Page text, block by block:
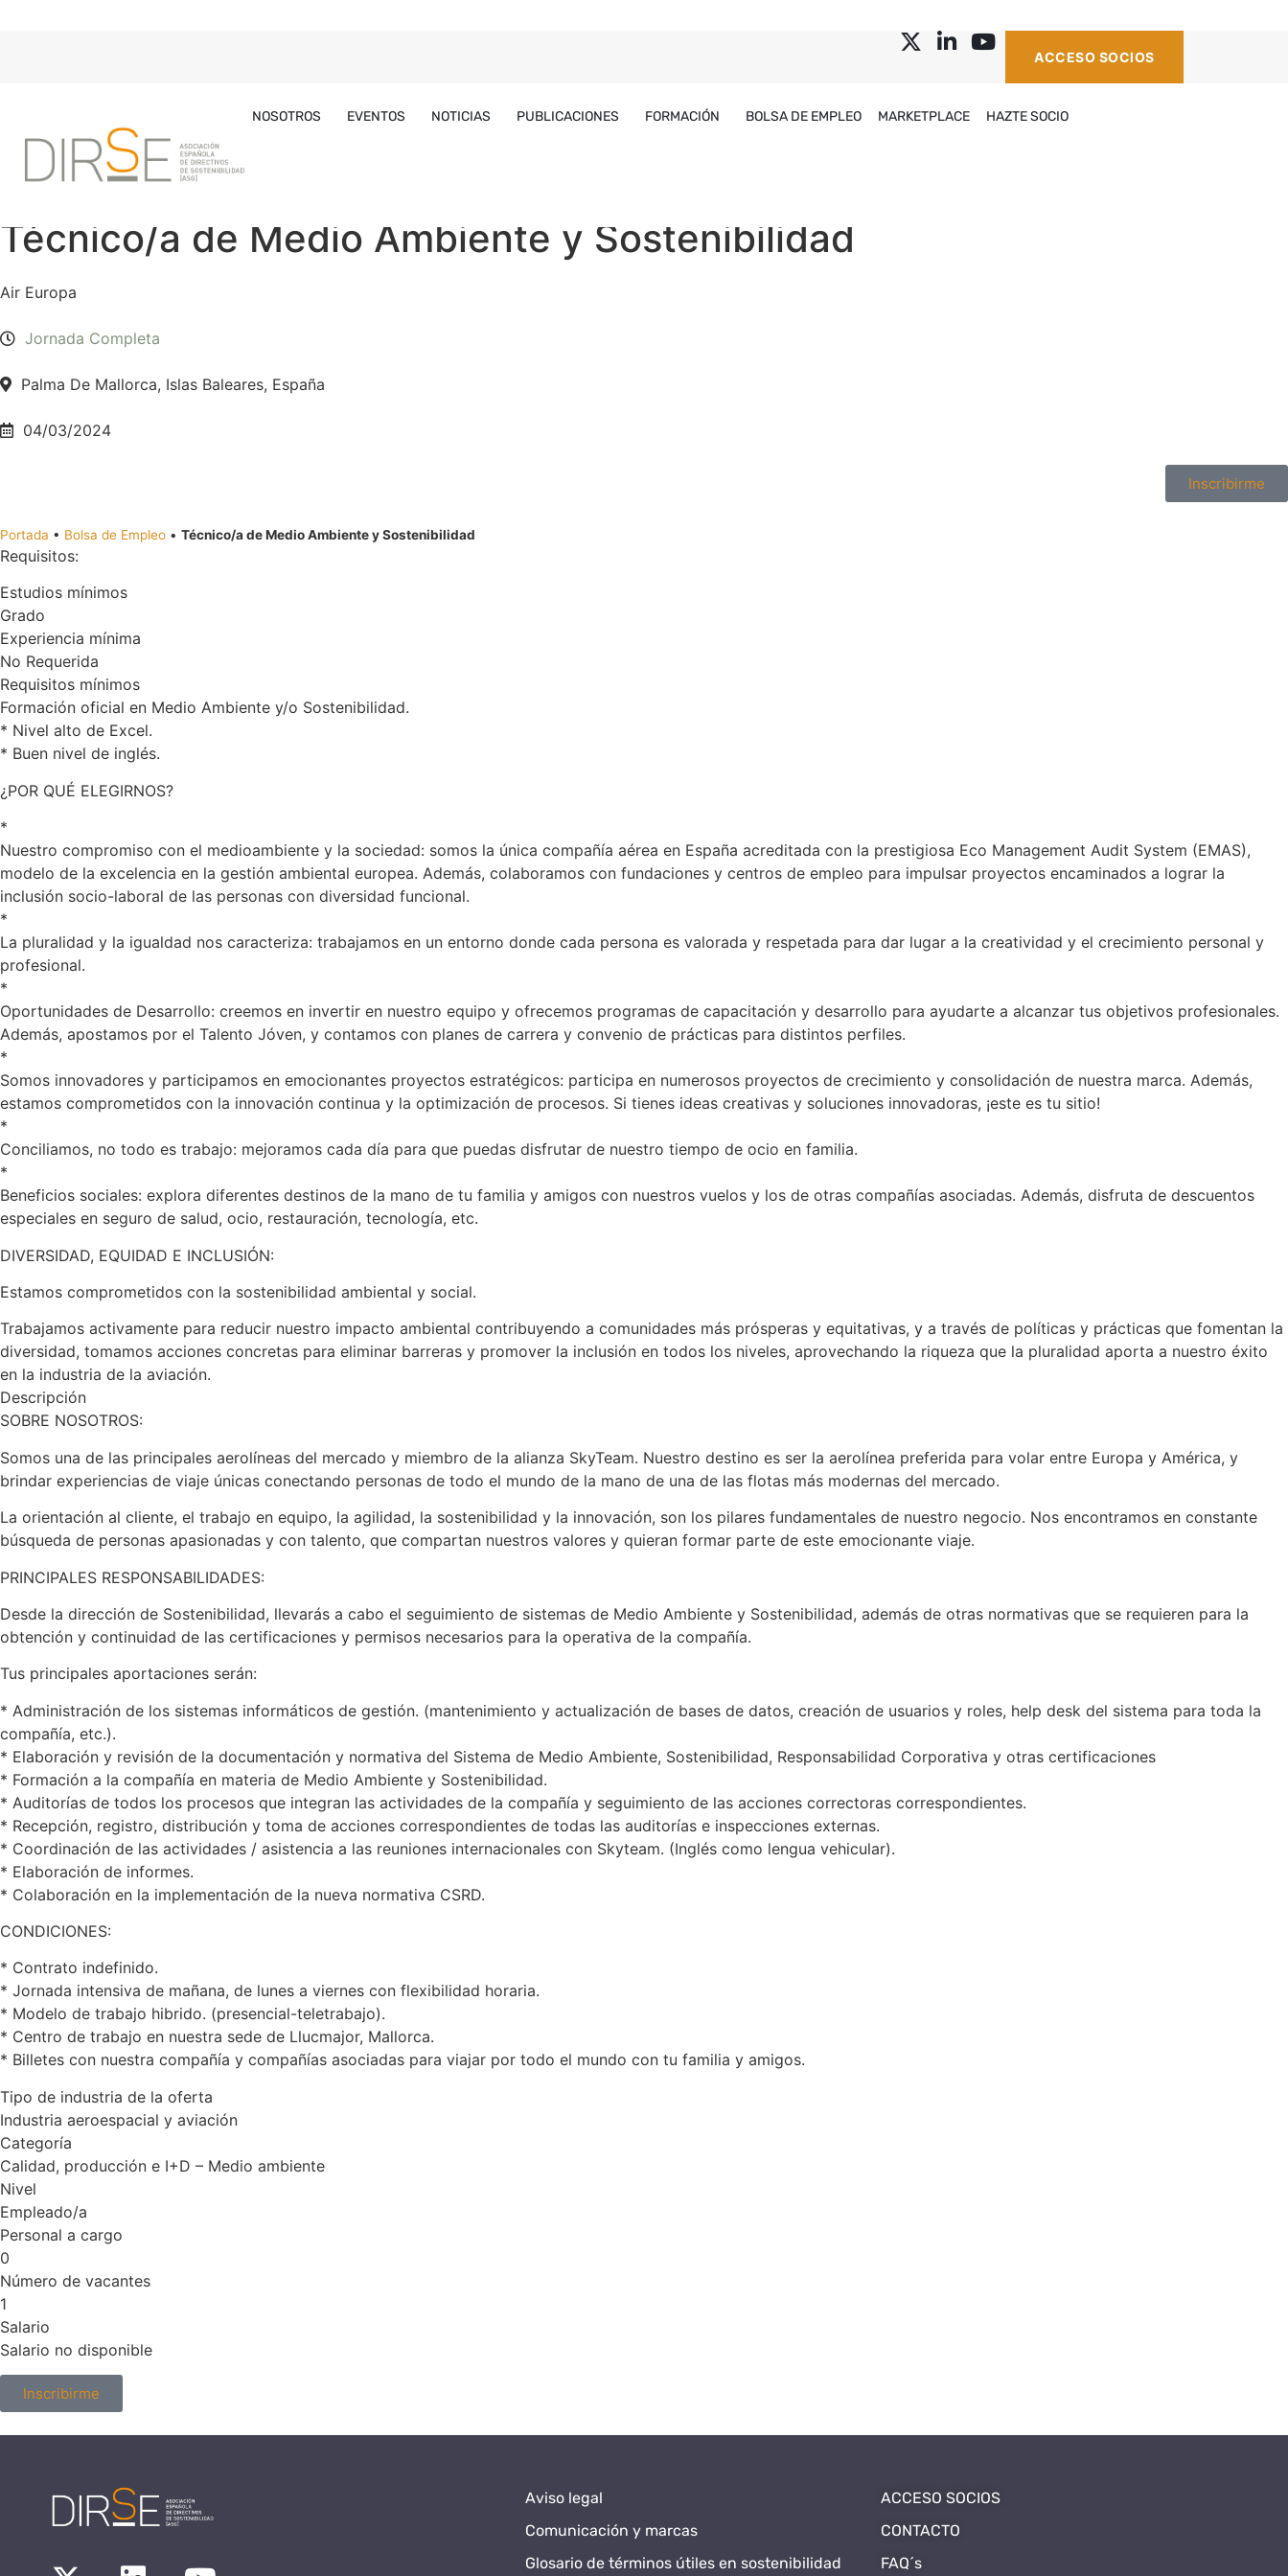
ACCESO SOCIOS
NOSOTROS EVENTOS NOTICIAS PUBLICACIONES FORMACIÓN BOLSA DE EMPLEO MARKETPLACE HAZTE SOCIO
Técnico/a de Medio Ambiente y Sostenibilidad
Air Europa
Jornada Completa
Palma De Mallorca, Islas Baleares, España
04/03/2024
Inscribirme
Portada • Bolsa de Empleo • Técnico/a de Medio Ambiente y Sostenibilidad
Requisitos:
Estudios mínimos
Grado
Experiencia mínima
No Requerida
Requisitos mínimos
Formación oficial en Medio Ambiente y/o Sostenibilidad.
* Nivel alto de Excel.
* Buen nivel de inglés.
¿POR QUÉ ELEGIRNOS?
*
Nuestro compromiso con el medioambiente y la sociedad: somos la única compañía aérea en España acreditada con la prestigiosa Eco Management Audit System (EMAS),
modelo de la excelencia en la gestión ambiental europea. Además, colaboramos con fundaciones y centros de empleo para impulsar proyectos encaminados a lograr la
inclusión socio-laboral de las personas con diversidad funcional.
*
La pluralidad y la igualdad nos caracteriza: trabajamos en un entorno donde cada persona es valorada y respetada para dar lugar a la creatividad y el crecimiento personal y
profesional.
*
Oportunidades de Desarrollo: creemos en invertir en nuestro equipo y ofrecemos programas de capacitación y desarrollo para ayudarte a alcanzar tus objetivos profesionales.
Además, apostamos por el Talento Jóven, y contamos con planes de carrera y convenio de prácticas para distintos perfiles.
*
Somos innovadores y participamos en emocionantes proyectos estratégicos: participa en numerosos proyectos de crecimiento y consolidación de nuestra marca. Además,
estamos comprometidos con la innovación continua y la optimización de procesos. Si tienes ideas creativas y soluciones innovadoras, ¡este es tu sitio!
*
Conciliamos, no todo es trabajo: mejoramos cada día para que puedas disfrutar de nuestro tiempo de ocio en familia.
*
Beneficios sociales: explora diferentes destinos de la mano de tu familia y amigos con nuestros vuelos y los de otras compañías asociadas. Además, disfruta de descuentos
especiales en seguro de salud, ocio, restauración, tecnología, etc.
DIVERSIDAD, EQUIDAD E INCLUSIÓN:
Estamos comprometidos con la sostenibilidad ambiental y social.
Trabajamos activamente para reducir nuestro impacto ambiental contribuyendo a comunidades más prósperas y equitativas, y a través de políticas y prácticas que fomentan la
diversidad, tomamos acciones concretas para eliminar barreras y promover la inclusión en todos los niveles, aprovechando la riqueza que la pluralidad aporta a nuestro éxito
en la industria de la aviación.
Descripción
SOBRE NOSOTROS:
Somos una de las principales aerolíneas del mercado y miembro de la alianza SkyTeam. Nuestro destino es ser la aerolínea preferida para volar entre Europa y América, y
brindar experiencias de viaje únicas conectando personas de todo el mundo de la mano de una de las flotas más modernas del mercado.
La orientación al cliente, el trabajo en equipo, la agilidad, la sostenibilidad y la innovación, son los pilares fundamentales de nuestro negocio. Nos encontramos en constante
búsqueda de personas apasionadas y con talento, que compartan nuestros valores y quieran formar parte de este emocionante viaje.
PRINCIPALES RESPONSABILIDADES:
Desde la dirección de Sostenibilidad, llevarás a cabo el seguimiento de sistemas de Medio Ambiente y Sostenibilidad, además de otras normativas que se requieren para la
obtención y continuidad de las certificaciones y permisos necesarios para la operativa de la compañía.
Tus principales aportaciones serán:
* Administración de los sistemas informáticos de gestión. (mantenimiento y actualización de bases de datos, creación de usuarios y roles, help desk del sistema para toda la
compañía, etc.).
* Elaboración y revisión de la documentación y normativa del Sistema de Medio Ambiente, Sostenibilidad, Responsabilidad Corporativa y otras certificaciones
* Formación a la compañía en materia de Medio Ambiente y Sostenibilidad.
* Auditorías de todos los procesos que integran las actividades de la compañía y seguimiento de las acciones correctoras correspondientes.
* Recepción, registro, distribución y toma de acciones correspondientes de todas las auditorías e inspecciones externas.
* Coordinación de las actividades / asistencia a las reuniones internacionales con Skyteam. (Inglés como lengua vehicular).
* Elaboración de informes.
* Colaboración en la implementación de la nueva normativa CSRD.
CONDICIONES:
* Contrato indefinido.
* Jornada intensiva de mañana, de lunes a viernes con flexibilidad horaria.
* Modelo de trabajo hibrido. (presencial-teletrabajo).
* Centro de trabajo en nuestra sede de Llucmajor, Mallorca.
* Billetes con nuestra compañía y compañías asociadas para viajar por todo el mundo con tu familia y amigos.
Tipo de industria de la oferta
Industria aeroespacial y aviación
Categoría
Calidad, producción e I+D – Medio ambiente
Nivel
Empleado/a
Personal a cargo
0
Número de vacantes
1
Salario
Salario no disponible
Inscribirme
Aviso legal
Comunicación y marcas
Glosario de términos útiles en sostenibilidad
ACCESO SOCIOS
CONTACTO
FAQ´s